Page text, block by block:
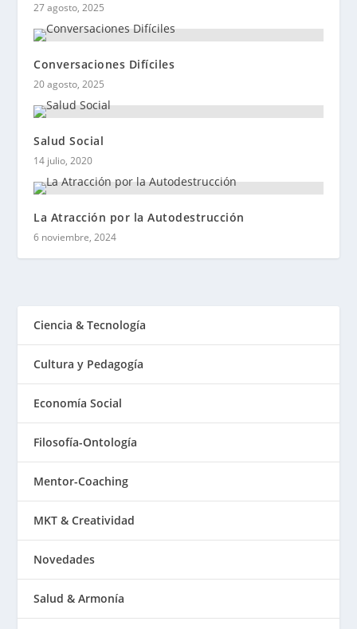
27 agosto, 2025
Conversaciones Difíciles
20 agosto, 2025
Salud Social
14 julio, 2020
La Atracción por la Autodestrucción
6 noviembre, 2024
Ciencia & Tecnología
Cultura y Pedagogía
Economía Social
Filosofía-Ontología
Mentor-Coaching
MKT & Creatividad
Novedades
Salud & Armonía